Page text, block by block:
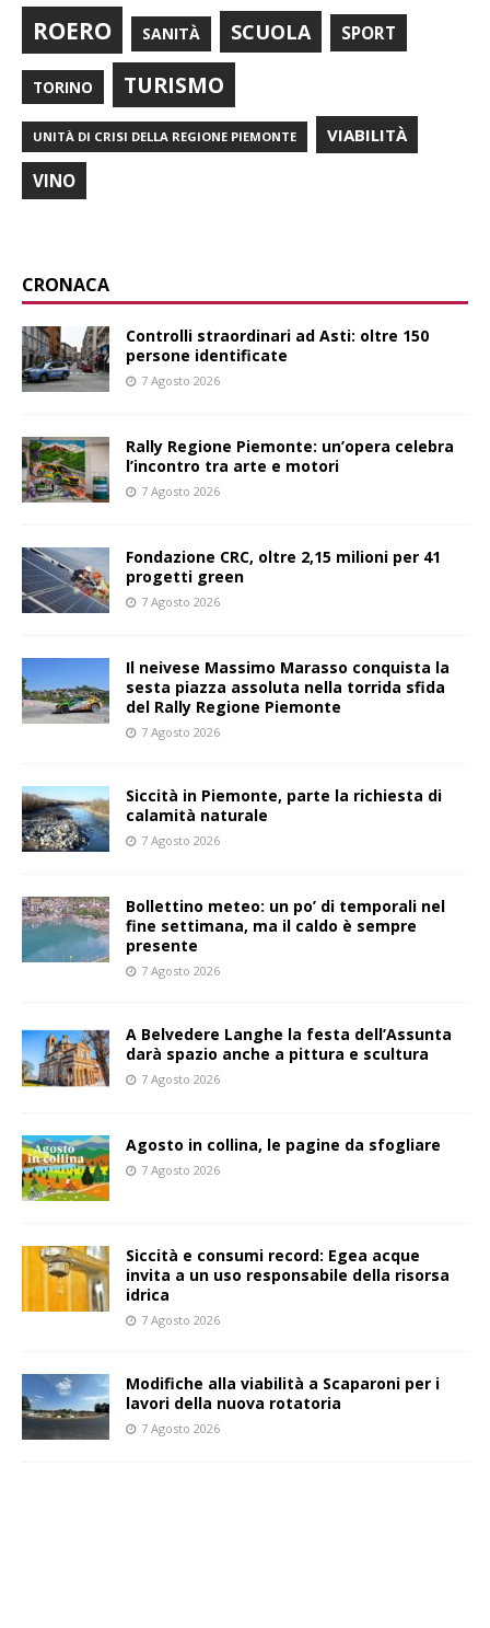
ROERO SANITÀ SCUOLA SPORT
TORINO TURISMO
UNITÀ DI CRISI DELLA REGIONE PIEMONTE VIABILITÀ
VINO
CRONACA
Controlli straordinari ad Asti: oltre 150
persone identificate
7 Agosto 2026
Rally Regione Piemonte: un’opera celebra
l’incontro tra arte e motori
7 Agosto 2026
Fondazione CRC, oltre 2,15 milioni per 41
progetti green
7 Agosto 2026
Il neivese Massimo Marasso conquista la
sesta piazza assoluta nella torrida sfida
del Rally Regione Piemonte
7 Agosto 2026
Siccità in Piemonte, parte la richiesta di
calamità naturale
7 Agosto 2026
Bollettino meteo: un po’ di temporali nel
fine settimana, ma il caldo è sempre
presente
7 Agosto 2026
A Belvedere Langhe la festa dell’Assunta
darà spazio anche a pittura e scultura
7 Agosto 2026
Agosto in collina, le pagine da sfogliare
7 Agosto 2026
Siccità e consumi record: Egea acque
invita a un uso responsabile della risorsa
idrica
7 Agosto 2026
Modifiche alla viabilità a Scaparoni per i
lavori della nuova rotatoria
7 Agosto 2026